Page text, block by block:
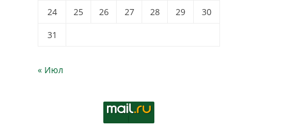
24
25 26 27 28 29
30
31
« Июл